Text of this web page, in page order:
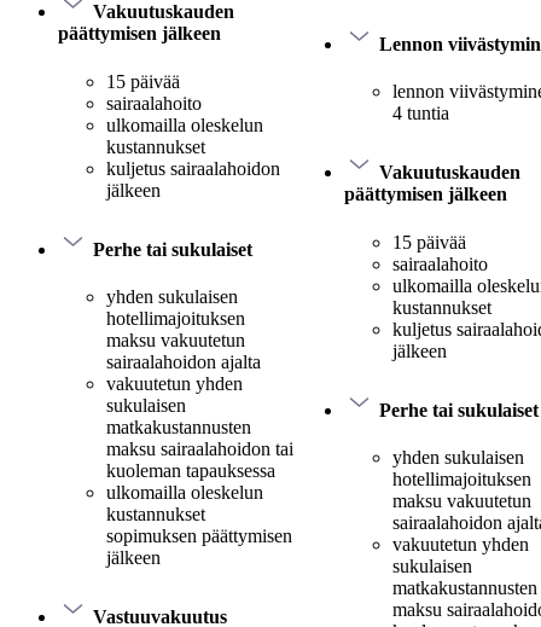
Vakuutuskauden
päättymisen jälkeen
15 päivää
sairaalahoito
ulkomailla oleskelun
kustannukset
kuljetus sairaalahoidon
jälkeen
Perhe tai sukulaiset
yhden sukulaisen
hotellimajoituksen
maksu vakuutetun
sairaalahoidon ajalta
vakuutetun yhden
sukulaisen
matkakustannusten
maksu sairaalahoidon tai
kuoleman tapauksessa
ulkomailla oleskelun
kustannukset
sopimuksen päättymisen
jälkeen
Vastuuvakuutus
Lennon
lennon
4 tuntia
Vakuutuskauden
päättymisen jälkeen
15 päivää
sairaalahoito
ulkomailla
kustannukset
kuljetus
jälkeen
Perhe tai sukulaiset
yhden sukulaisen
hotellimajoituksen
maksu vakuutetun
sairaalahoidon
vakuutetun yhden
sukulaisen
matkakustannusten
maksu